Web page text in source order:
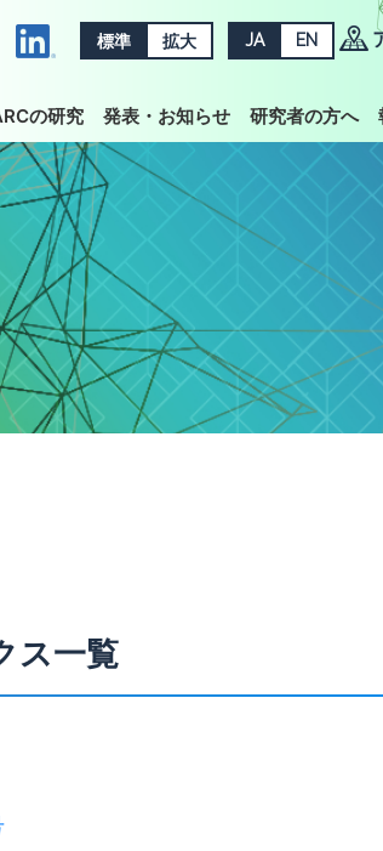
標準 拡大 JA EN
の研究 発表・お知らせ 研究者の方へ
ス一覧